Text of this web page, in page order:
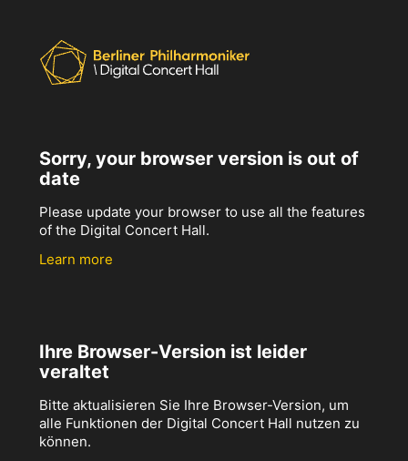
Sorry, your browser version is out of
date
Please update your browser to use all the features
of the Digital Concert Hall.
Learn more
Ihre Browser-Version ist leider
veraltet
Bitte aktualisieren Sie Ihre Browser-Version, um
alle Funktionen der Digital Concert Hall nutzen zu
können.